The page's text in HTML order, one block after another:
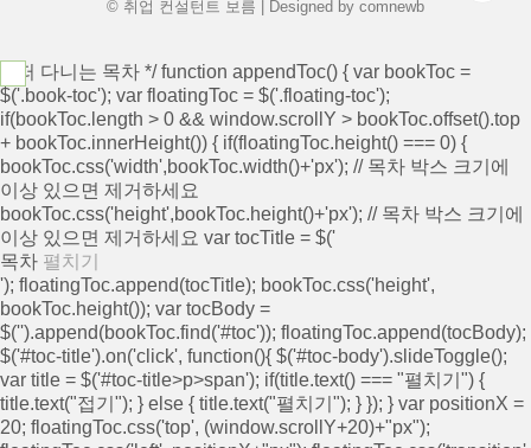
© 취업 컨설턴트 보름 | Designed by comnewb
/* 떠 다니는 목차 */ function appendToc() { var bookToc =
$('.book-toc'); var floatingToc = $('.floating-toc');
if(bookToc.length > 0 && window.scrollY > bookToc.offset().top
+ bookToc.innerHeight()) { if(floatingToc.height() === 0) {
bookToc.css('width',bookToc.width()+'px'); // 목차 박스 크기에
이상 있으면 제거하세요
bookToc.css('height',bookToc.height()+'px'); // 목차 박스 크기에
이상 있으면 제거하세요 var tocTitle = $('
목차 펼치기
'); floatingToc.append(tocTitle); bookToc.css('height',
bookToc.height()); var tocBody =
$('').append(bookToc.find('#toc')); floatingToc.append(tocBody);
$('#toc-title').on('click', function(){ $('#toc-body').slideToggle();
var title = $('#toc-title>p>span'); if(title.text() === "펼치기") {
title.text("접기"); } else { title.text("펼치기"); } }); } var positionX =
20; floatingToc.css('top', (window.scrollY+20)+"px");